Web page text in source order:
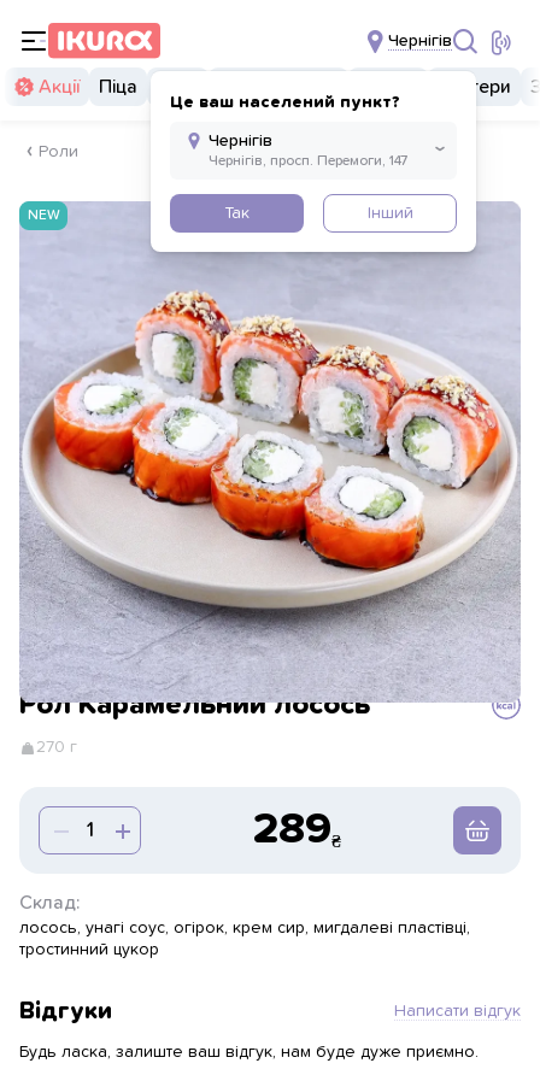
Чернігів
Це ваш населений пункт?
Так Інший
Акції Піца Бургери
Роли
NEW
Рол Карамельний лосось
270 г
289
Склад:
лосось, унагі соус, огірок, крем сир, мигдалеві пластівці,
тростинний цукор
Відгуки Написати відгук
Будь ласка, залиште ваш відгук, нам буде дуже приємно.